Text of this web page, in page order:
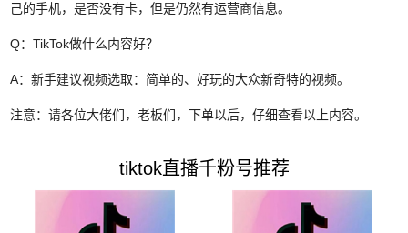
己的手机，是否没有卡，但是仍然有运营商信息。
Q：TikTok做什么内容好？
A：新手建议视频选取：简单的、好玩的大众新奇特的视频。
注意：请各位大佬们，老板们，下单以后，仔细查看以上内容。
tiktok直播千粉号推荐